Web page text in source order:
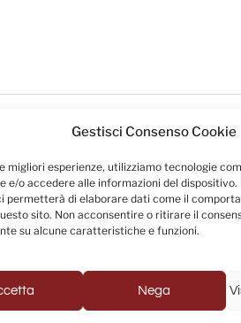
Gestisci Consenso Cookie
migliori esperienze, utilizziamo tecnologie
e/o accedere alle informazioni del dispositivo.
permetterà di elaborare dati come il
sito. Non acconsentire o ritirare il
su alcune caratteristiche e funzioni.
Nega
USB